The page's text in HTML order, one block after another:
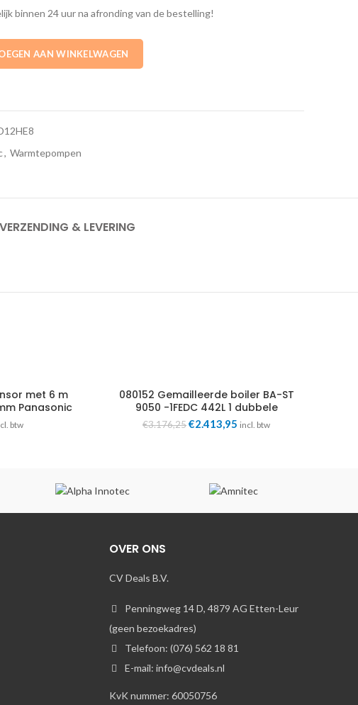
binnen 24 uur na afronding van de bestelling!
buitendeel Aquarea AiO Bibloc UD H-gen 12kW 3fase Panasonic aantal
AAN WINKELWAGEN
, Warmtepompen
VERZENDING & LEVERING
met 6 m
Panasonic
btw
080152 Gemailleerde boiler BA-ST
9050 -1FEDC 442L 1 dubbele
spiraal Nibe
€3.176,25 Oorspronkelijke
€2.413,95 Huidige
incl. btw
OVER ONS
CV Deals B.V.
Penningweg 14 D, 4879 AG Etten-Leur
(geen bezoekadres)
Telefoon: (076) 562 18 81
E-mail: info@cvdeals.nl
KvK nummer: 60050756